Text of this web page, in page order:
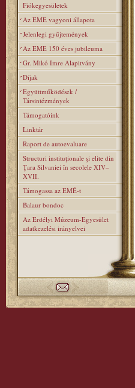
Fiókegyesületek
Az EME vagyoni állapota
Jelenlegi gyűjtemények
Az EME 150 éves jubileuma
Gr. Mikó Imre Alapitvány
Díjak
Együttműködések /
Társintézmények
Támogatóink
Linktár
Raport de autoevaluare
Structuri instituţionale şi elite din
Ţara Silvaniei în secolele XIV–
XVII.
Támogassa az EMÉ-t
Balaur bondoc
Az Erdélyi Múzeum-Egyesület
adatkezelési irányelvei